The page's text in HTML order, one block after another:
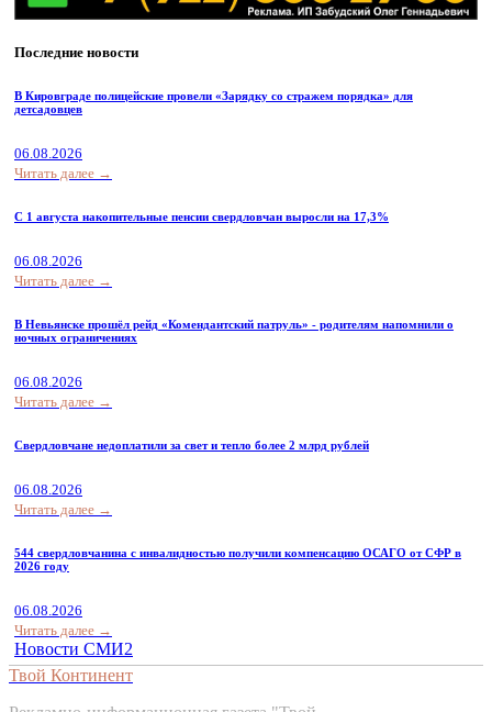
Последние новости
В Кировграде полицейские провели «Зарядку со стражем порядка» для
детсадовцев
06.08.2026
Читать далее →
С 1 августа накопительные пенсии свердловчан выросли на 17,3%
06.08.2026
Читать далее →
В Невьянске прошёл рейд «Комендантский патруль» - родителям напомнили о
ночных ограничениях
06.08.2026
Читать далее →
Свердловчане недоплатили за свет и тепло более 2 млрд рублей
06.08.2026
Читать далее →
544 свердловчанина с инвалидностью получили компенсацию ОСАГО от СФР в
2026 году
06.08.2026
Читать далее →
Новости СМИ2
Твой Континент